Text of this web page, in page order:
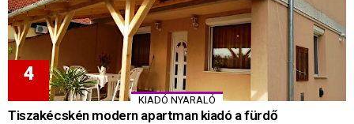
KIADÓ NYARALÓ
Tiszakécskén modern apartman kiadó a fürdő